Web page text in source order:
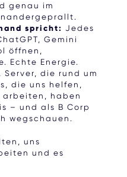
genau im
spricht: Jedes
Gemini
öffnen,
Echte Energie.
die rund um
die uns helfen,
arbeiten, haben
– und als B Corp
wegschauen.
uns
und es